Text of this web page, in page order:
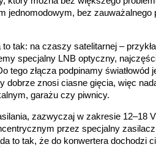
jednomodowym, bez zauważalnego
tak: na czaszy satelitarnej –
specjalny LNB optyczny,
tego złącza podpinamy światłowód
dobrze znosi ciasne gięcia, więc
garażu czy piwnicy.
zazwyczaj w zakresie 12–18
przez specjalny
to tak, że do konwertera dochodzi